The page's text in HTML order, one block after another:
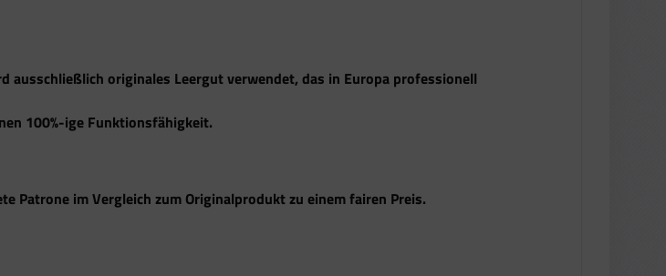
ausschließlich originales Leergut verwendet, das in Europa professionell
100%-ige Funktionsfähigkeit.
Patrone im Vergleich zum Originalprodukt zu einem fairen Preis.